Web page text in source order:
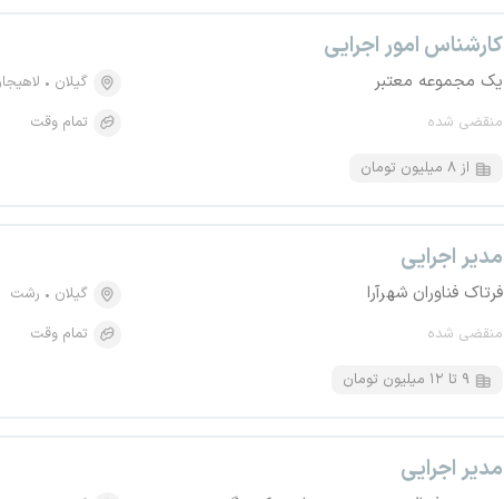
کارشناس امور اجرایی
یک مجموعه معتبر
منقضی شده
گیلان
تمام وقت
از ۸ میلیون تومان
مدیر اجرایی
فرتاک فناوران شهرآرا
منقضی شده
گیلان
رشت
تمام وقت
۹ تا ۱۲ میلیون تومان
مدیر اجرایی